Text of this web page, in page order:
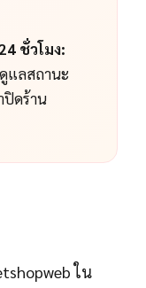
ชั่วโมง:
แลสถานะ
ปิดร้าน
ใน